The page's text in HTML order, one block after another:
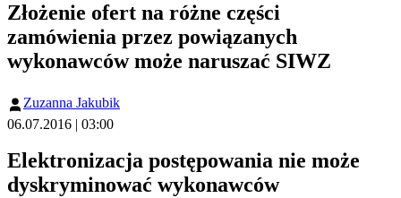
Złożenie ofert na różne części
zamówienia przez powiązanych
wykonawców może naruszać SIWZ
Zuzanna Jakubik
06.07.2016 | 03:00
Elektronizacja postępowania nie może
dyskryminować wykonawców